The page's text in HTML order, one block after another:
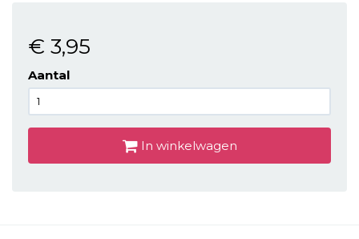
€ 3,95
Aantal
In winkelwagen